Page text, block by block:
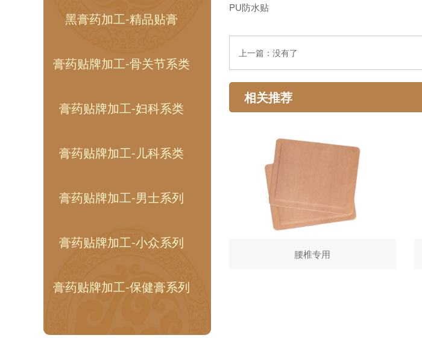
黑膏药加工-精品贴膏
膏药贴牌加工-骨关节系类
膏药贴牌加工-妇科系类
膏药贴牌加工-儿科系类
膏药贴牌加工-男士系列
膏药贴牌加工-小众系列
膏药贴牌加工-保健膏系列
PU防水贴
上一篇： 没有了
相关推荐
腰椎专用